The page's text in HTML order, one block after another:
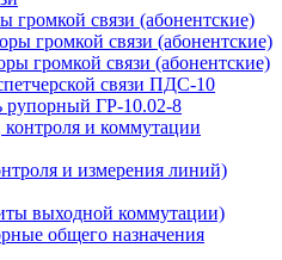
связи (абонентские)
громкой связи (абонентские)
громкой связи (абонентские)
связи ПДС-10
рупорный ГР-10.02-8
контроля и коммутации
и измерения линий)
выходной коммутации)
общего назначения